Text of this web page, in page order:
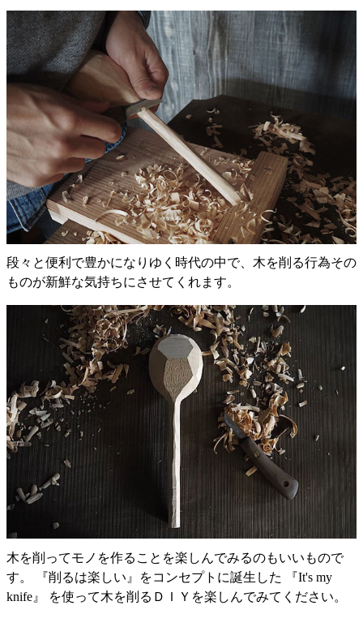
段々と便利で豊かになりゆく時代の中で、木を削る行為その
ものが新鮮な気持ちにさせてくれます。
木を削ってモノを作ることを楽しんでみるのもいいもので
す。 『削るは楽しい』をコンセプトに誕生した 『It's my
knife』 を使って木を削るＤＩＹを楽しんでみてください。